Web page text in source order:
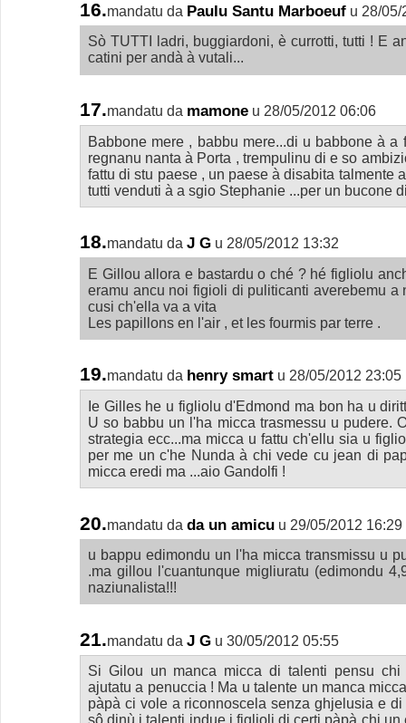
16.mandatu da Paulu Santu Marboeuf u 28/05/
Sò TUTTI ladri, buggiardoni, è currotti, tutti ! E
catini per andà à vutali...
17.mandatu da mamone u 28/05/2012 06:06
Babbone mere , babbu mere...di u babbone à
regnanu nanta à Porta , trempulinu di e so
fattu di stu paese , un paese à disabita talmente
tutti venduti à a sgio Stephanie ...per un bucone
18.mandatu da J G u 28/05/2012 13:32
E Gillou allora e bastardu o ché ? hé figliolu
eramu ancu noi figioli di puliticanti averebemu a
cusi ch'ella va a vita
Les papillons en l'air , et les fourmis par terre .
19.mandatu da henry smart u 28/05/2012 23:05
Ie Gilles he u figliolu d'Edmond ma bon ha u
U so babbu un l'ha micca trasmessu u pudere.
strategia ecc...ma micca u fattu ch'ellu sia u
per me un c'he Nunda à chi vede cu jean di
micca eredi ma ...aio Gandolfi !
20.mandatu da da un amicu u 29/05/2012 16:29
u bappu edimondu un l'ha micca transmissu u
.ma gillou l'cuantunque migliuratu (edimondu
naziunalista!!!
21.mandatu da J G u 30/05/2012 05:55
Si Gilou un manca micca di talenti pensu
ajutatu a penuccia ! Ma u talente un manca
pàpà ci vole a riconnoscela senza ghjelusia e